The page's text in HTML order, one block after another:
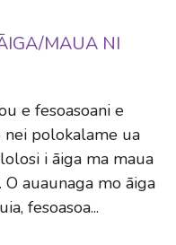
MAUA NI
e fesoasoani e
polokalame ua
i āiga ma maua
auaunaga mo āiga
fesoasoa...